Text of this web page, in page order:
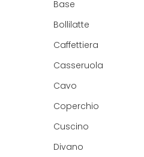
Base
Bollilatte
Caffettiera
Casseruola
Cavo
Coperchio
Cuscino
Divano